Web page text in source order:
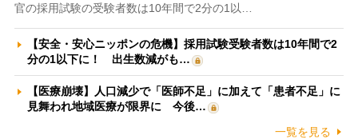
官の採用試験の受験者数は10年間で2分の1以…
【安全・安心ニッポンの危機】採用試験受験者数は10年間で2
分の1以下に！ 出生数減がも…
【医療崩壊】人口減少で「医師不足」に加えて「患者不足」に
見舞われ地域医療が限界に 今後…
一覧を見る